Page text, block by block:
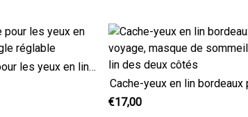
Élégant masque pour les yeux en lin jaune avec sangle réglable
€17,00